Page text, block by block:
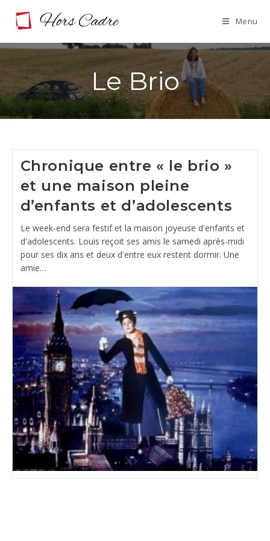
Menu
Le Brio
Chronique entre « le brio »
et une maison pleine
d’enfants et d’adolescents
Le week-end sera festif et la maison joyeuse d'enfants et
d'adolescents. Louis reçoit ses amis le samedi après-midi
pour ses dix ans et deux d'entre eux restent dormir. Une
amie…